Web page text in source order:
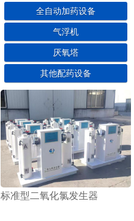
全自动加药设备
气浮机
厌氧塔
其他配药设备
标准型二氧化氯发生器